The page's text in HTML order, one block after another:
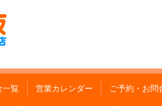
一覧 営業カレンダー ご予約・お問